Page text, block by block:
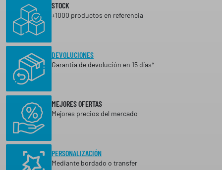
STOCK
+1000 productos en referencia
DEVOLUCIONES
Garantia de devolución en 15 días*
MEJORES OFERTAS
Mejores precios del mercado
PERSONALIZACIÓN
Mediante bordado o transfer